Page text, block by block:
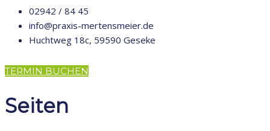
02942 / 84 45
info@praxis-mertensmeier.de
Huchtweg 18c, 59590 Geseke
TERMIN BUCHEN
Seiten